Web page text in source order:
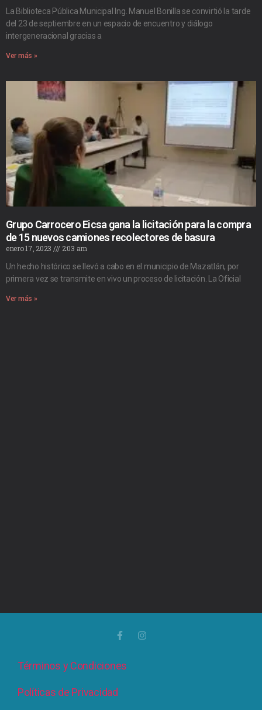
La Biblioteca Pública Municipal Ing. Manuel Bonilla se convirtió la tarde
del 23 de septiembre en un espacio de encuentro y diálogo
intergeneracional gracias a
Ver más »
Grupo Carrocero Eicsa gana la licitación para la compra
de 15 nuevos camiones recolectores de basura
enero 17, 2023
2:03 am
Un hecho histórico se llevó a cabo en el municipio de Mazatlán, por
primera vez se transmite en vivo un proceso de licitación. La Oficial
Ver más »
Términos y Condiciones
Políticas de Privacidad